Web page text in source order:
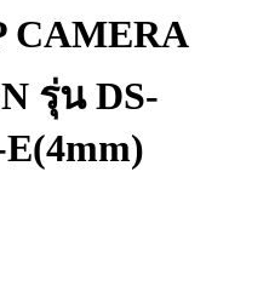
CAMERA
รุ่น DS-
E(4mm)